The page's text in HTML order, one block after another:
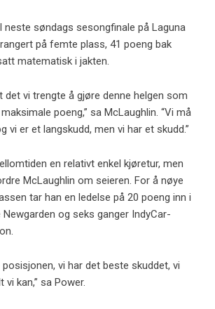
neste søndags sesongfinale på Laguna
på femte plass, 41 poeng bak
matematisk i jakten.
det vi trengte å gjøre denne helgen som
poeng,” sa McLaughlin. “Vi må
vi er et langskudd, men vi har et skudd.”
en relativt enkel kjøretur, men
McLaughlin om seieren. For å nøye
tar han en ledelse på 20 poeng inn i
og seks ganger IndyCar-
posisjonen, vi har det beste skuddet, vi
kan,” sa Power.